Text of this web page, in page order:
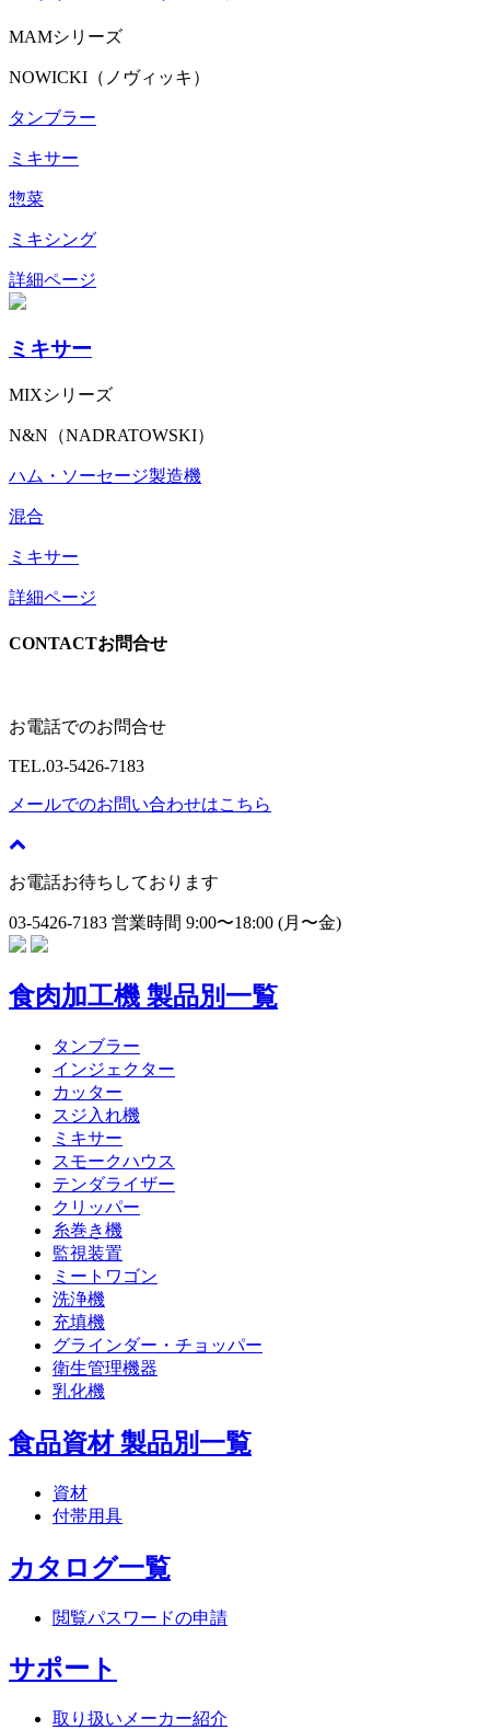
MAMシリーズ
NOWICKI（ノヴィッキ）
タンブラー
ミキサー
惣菜
ミキシング
詳細ページ
ミキサー
MIXシリーズ
N&N（NADRATOWSKI）
ハム・ソーセージ製造機
混合
ミキサー
詳細ページ
CONTACTお問合せ
お電話でのお問合せ
TEL.03-5426-7183
メールでのお問い合わせはこちら
お電話お待ちしております
03-5426-7183 営業時間 9:00〜18:00 (月〜金)
食肉加工機 製品別一覧
タンブラー
インジェクター
カッター
スジ入れ機
ミキサー
スモークハウス
テンダライザー
クリッパー
糸巻き機
監視装置
ミートワゴン
洗浄機
充填機
グラインダー・チョッパー
衛生管理機器
乳化機
食品資材 製品別一覧
資材
付帯用具
カタログ一覧
閲覧パスワードの申請
サポート
取り扱いメーカー紹介